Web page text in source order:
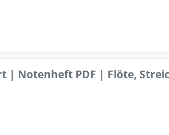
| Notenheft PDF | Flöte,